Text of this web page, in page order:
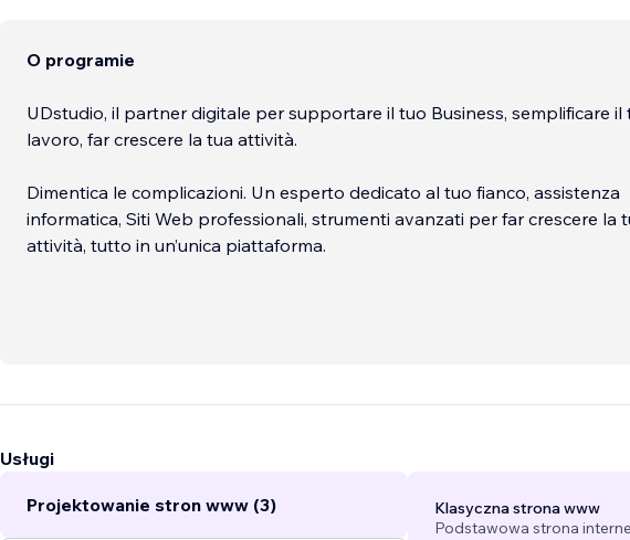
O programie
UDstudio, il partner digitale per supportare il tuo Business, semplificare il
lavoro, far crescere la tua attività.
Dimentica le complicazioni. Un esperto dedicato al tuo fianco, assistenza
informatica, Siti Web professionali, strumenti avanzati per far crescere la
attività, tutto in un’unica piattaforma.
Usługi
Projektowanie stron www (3)
Klasyczna strona www
Podstawowa strona